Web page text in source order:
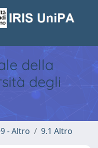
della
degli
- Altro 9.1 Altro